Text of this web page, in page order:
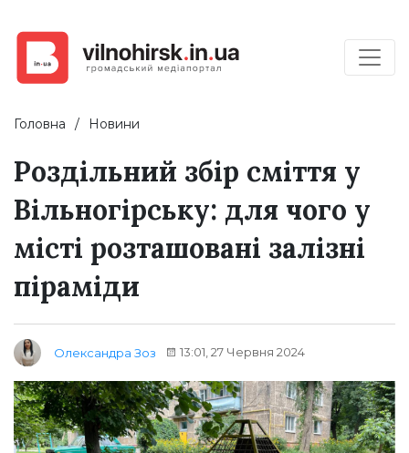
Головна Новини
Роздільний збір сміття у
Вільногірську: для чого у
місті розташовані залізні
піраміди
Олександра Зоз 13:01, 27 Червня 2024